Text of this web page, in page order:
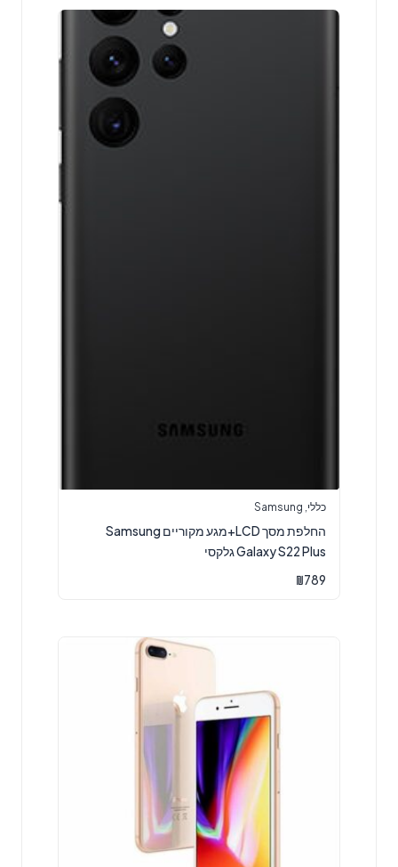
כללי,
Samsung
החלפת מסך LCD+מגע מקוריים Samsung
Galaxy S22 Plus גלקסי
₪789